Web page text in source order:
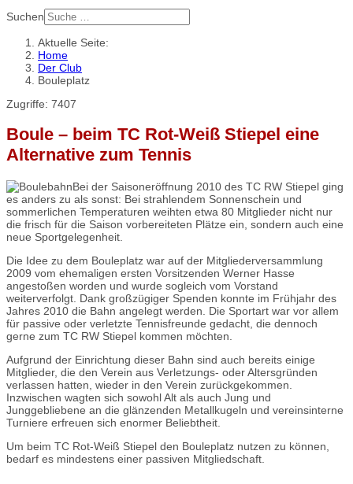
Suchen
Aktuelle Seite:
Home
Der Club
Bouleplatz
Zugriffe: 7407
Boule – beim TC Rot-Weiß Stiepel eine
Alternative zum Tennis
Bei der Saisoneröffnung 2010 des TC RW Stiepel ging
es anders zu als sonst: Bei strahlendem Sonnenschein und
sommerlichen Temperaturen weihten etwa 80 Mitglieder nicht nur
die frisch für die Saison vorbereiteten Plätze ein, sondern auch eine
neue Sportgelegenheit.
Die Idee zu dem Bouleplatz war auf der Mitgliederversammlung
2009 vom ehemaligen ersten Vorsitzenden Werner Hasse
angestoßen worden und wurde sogleich vom Vorstand
weiterverfolgt. Dank großzügiger Spenden konnte im Frühjahr des
Jahres 2010 die Bahn angelegt werden. Die Sportart war vor allem
für passive oder verletzte Tennisfreunde gedacht, die dennoch
gerne zum TC RW Stiepel kommen möchten.
Aufgrund der Einrichtung dieser Bahn sind auch bereits einige
Mitglieder, die den Verein aus Verletzungs- oder Altersgründen
verlassen hatten, wieder in den Verein zurückgekommen.
Inzwischen wagten sich sowohl Alt als auch Jung und
Junggebliebene an die glänzenden Metallkugeln und vereinsinterne
Turniere erfreuen sich enormer Beliebtheit.
Um beim TC Rot-Weiß Stiepel den Bouleplatz nutzen zu können,
bedarf es mindestens einer passiven Mitgliedschaft.